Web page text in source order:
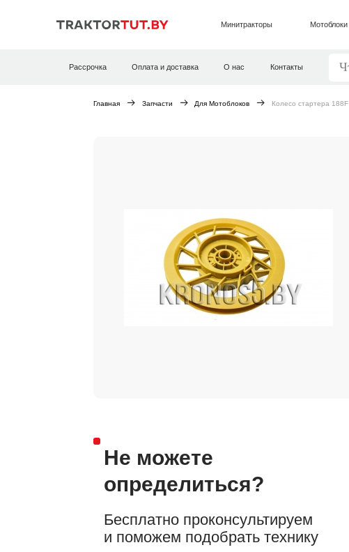
Минитракторы Мотоблоки
Рассрочка Оплата и доставка О нас Контакты
Главная Запчасти Для Мотоблоков Колесо стартера 188F
Не можете
определиться?
Бесплатно проконсультируем
и поможем подобрать технику